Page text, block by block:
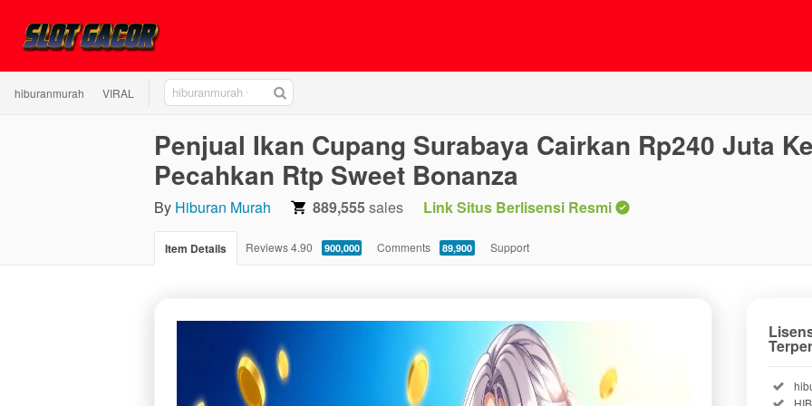
hiburanmurah VIRAL
GACOR
Penjual Ikan Cupang Surabaya Cairkan Rp240 Juta
Pecahkan Rtp Sweet Bonanza
By Hiburan Murah 889,555sales Link Situs Berlisensi Resmi
Item Details Reviews4.90 4.90
900,000 Comments 89,900 Support